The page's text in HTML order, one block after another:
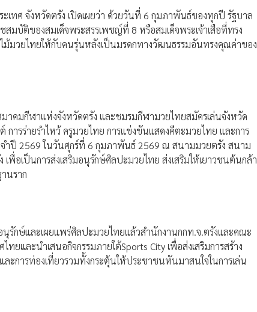
ทศ จังหวัดตรัง เปิดเผยว่า ด้วยวันที่ 6 กุมภาพันธ์ของทุกปี รัฐบาล
มบัติของสมเด็จพระสรรเพชญ์ที่ 8 หรือสมเด็จพระเจ้าเสือที่ทรง
มวยไทยให้กับคนรุ่นหลังเป็นมรดกทางวัฒนธรรมอันทรงคุณค่าของ
าคมกีฬาแห่งจังหวัดตรัง และชมรมกีฬามวยไทยสมัครเล่นจังหวัด
ารร่ายรำไหว้ ครูมวยไทย การแข่งขันแสดงคีตะมวยไทย และการ
ำปี 2569 ในวันศุกร์ที่ 6 กุมภาพันธ์ 2569 ณ สนามมวยตรัง สนาม
พื่อเป็นการส่งเสริมอนุรักษ์ศิลปะมวยไทย ส่งเสริมให้เยาวชนต้นกล้า
นราก
รักษ์และเผยแพร่ศิลปะมวยไทยแล้วสำนักงานกกท.จ.ตรังและคณะ
ยและนำเสนอกิจกรรมภายใต้Sports City เพื่อส่งเสริมการสร้าง
ะการท่องเที่ยวรวมทั้งกระตุ้นให้ประชาชนหันมาสนใจในการเล่น